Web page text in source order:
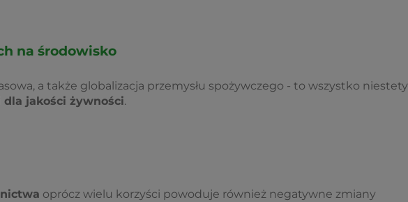
na środowisko
a także globalizacja przemysłu spożywczego - to wszystko niestety
jakości żywności.
oprócz wielu korzyści powoduje również negatywne zmiany